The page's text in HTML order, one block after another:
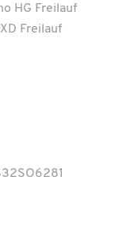
HG Freilauf
Freilauf